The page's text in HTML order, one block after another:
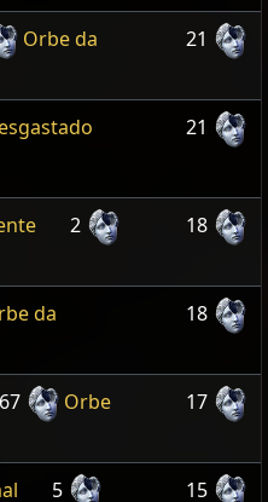
Orbe da
21
21
2
18
da
18
Orbe
17
5
15